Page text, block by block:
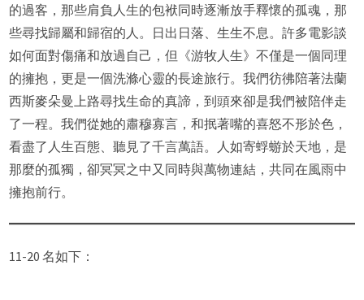
的過客，那些肩負人生的包袱同時逐漸放手釋懷的孤魂，那
些尋找歸屬和歸宿的人。日出日落、生生不息。許多電影談
如何面對傷痛和放過自己，但《游牧人生》不僅是一個同理
的擁抱，更是一個洗滌心靈的長途旅行。我們彷彿陪著法蘭
西斯麥朵曼上路尋找生命的真諦，到頭來卻是我們被陪伴走
了一程。我們從她的肅穆寡言，和抿著嘴的喜怒不形於色，
看盡了人生百態、聽見了千言萬語。人如寄蜉蝣於天地，是
那麼的孤獨，卻冥冥之中又同時與萬物連結，共同在風雨中
擁抱前行。
11-20 名如下：